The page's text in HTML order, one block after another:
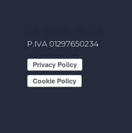
P.IVA 01297650234